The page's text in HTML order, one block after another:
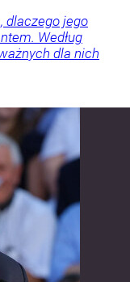
dlaczego jego
Według
dla nich